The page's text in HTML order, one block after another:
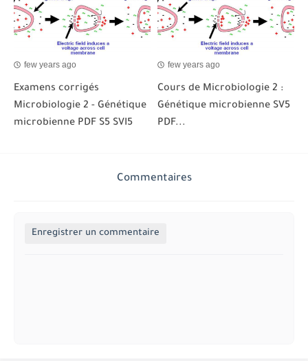
few years ago
Examens corrigés
Microbiologie 2 - Génétique
microbienne PDF S5 SVI5
few years ago
Cours de Microbiologie 2 :
Génétique microbienne SV5
PDF...
Commentaires
Enregistrer un commentaire